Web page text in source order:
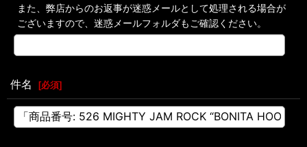
また、弊店からのお返事が迷惑メールとして処理される場合が
ございますので、迷惑メールフォルダもご確認ください。
件名 [必須]